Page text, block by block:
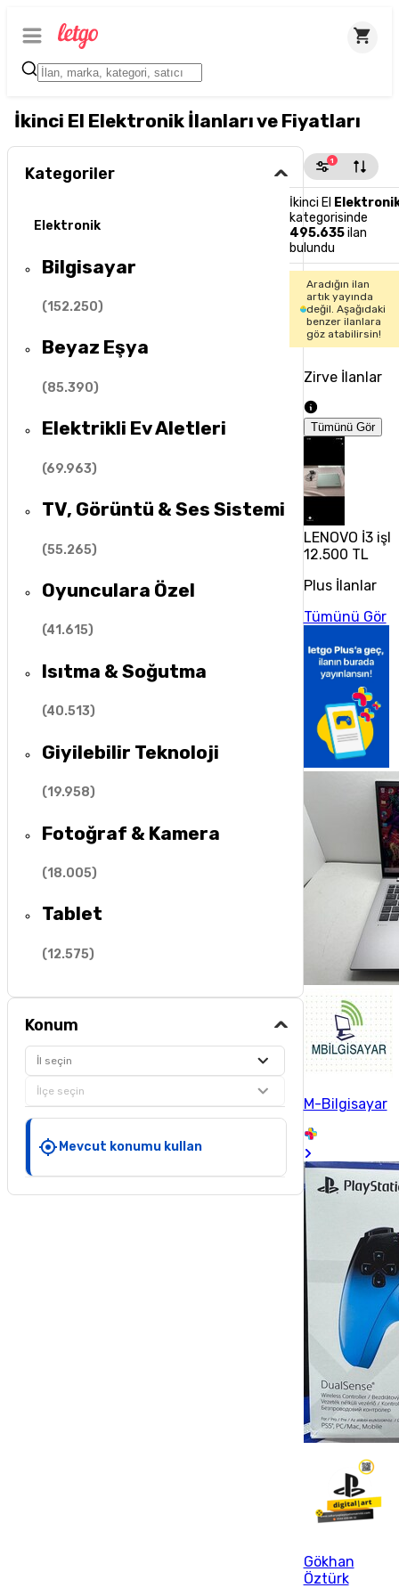
İkinci El Elektronik İlanları ve Fiyatları
Kategoriler
Elektronik
Bilgisayar
(152.250)
Beyaz Eşya
(85.390)
Elektrikli Ev Aletleri
(69.963)
TV, Görüntü & Ses Sistemi
(55.265)
Oyunculara Özel
(41.615)
Isıtma & Soğutma
(40.513)
Giyilebilir Teknoloji
(19.958)
Fotoğraf & Kamera
(18.005)
Tablet
(12.575)
Konum
İl seçin
İlçe seçin
Mevcut konumu kullan
1
İkinci El
kategorisinde
495.635ilan
bulundu
Aradığın ilan
artık yayında
değil. Aşağıdaki
benzer ilanlara
göz atabilirsin!
Zirve İlanlar
Tümünü Gör
LENOVO İ3
12.500 TL
Plus İlanlar
Tümünü Gör
M-Bilgisayar
Gökhan
Öztürk